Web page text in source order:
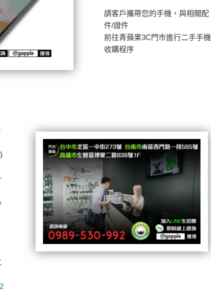
請客戶攜帶您的手機，與相關配
件/證件
前往青蘋果3C門市進行二手手機
收購程序